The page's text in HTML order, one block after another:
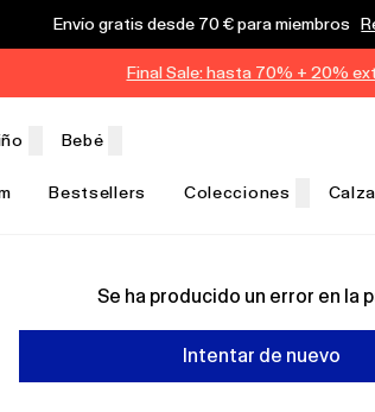
Envío gratis desde 70 € para miembros
Final Sale: hasta 70% + 20%
Bebé
Bestsellers Colecciones
Se ha producido un error en la
Intentar de nuevo